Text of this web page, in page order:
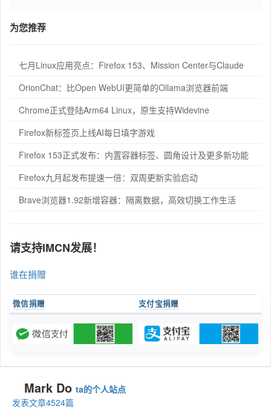
为您推荐
七月Linux应用亮点：Firefox 153、Mission Center与Claude
OrionChat：比Open WebUI更简单的Ollama浏览器前端
Chrome正式登陆Arm64 Linux，原生支持Widevine
Firefox新标签页上线AI每日填字游戏
Firefox 153正式发布：内置容器标签、圆角设计及更多新功能
Firefox九月起发布提速一倍：双周更新实验启动
Brave浏览器1.92新增容器：隔离数据，高效切换工作生活
请支持IMCN发展！
谁在捐赠
微信捐赠 支付宝捐赠
Mark Do ta的个人站点
发表文章4524篇